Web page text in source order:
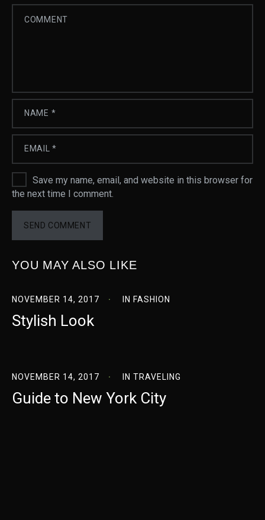
Save my name, email, and website in this browser for
the next time I comment.
YOU MAY ALSO LIKE
NOVEMBER 14, 2017 IN FASHION
Stylish Look
NOVEMBER 14, 2017 IN TRAVELING
Guide to New York City